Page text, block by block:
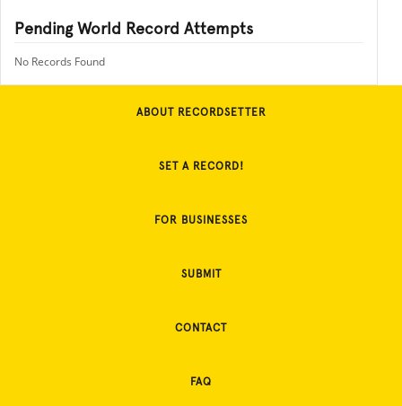
Pending World Record Attempts
No Records Found
ABOUT RECORDSETTER
SET A RECORD!
FOR BUSINESSES
SUBMIT
CONTACT
FAQ